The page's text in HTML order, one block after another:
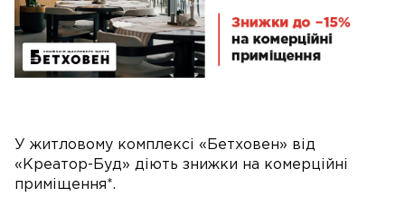
У житловому комплексі «Бетховен» від
«Креатор-Буд» діють знижки на комерційні
приміщення*.